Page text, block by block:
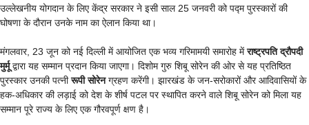
उल्लेखनीय योगदान के लिए केंद्र सरकार ने इसी साल 25 जनवरी को पद्म पुरस्कारों की
घोषणा के दौरान उनके नाम का ऐलान किया था।
मंगलवार, 23 जून को नई दिल्ली में आयोजित एक भव्य गरिमामयी समारोह मेंराष्ट्रपति द्रौपदी
मुर्मूद्वारा यह सम्मान प्रदान किया जाएगा। दिशोम गुरु शिबू सोरेन की ओर से यह प्रतिष्ठित
पुरस्कार उनकी पत्नीरूपी सोरेनग्रहण करेंगी। झारखंड के जन-सरोकारों और आदिवासियों के
हक-अधिकार की लड़ाई को देश के शीर्ष पटल पर स्थापित करने वाले शिबू सोरेन को मिला यह
सम्मान पूरे राज्य के लिए एक गौरवपूर्ण क्षण है।